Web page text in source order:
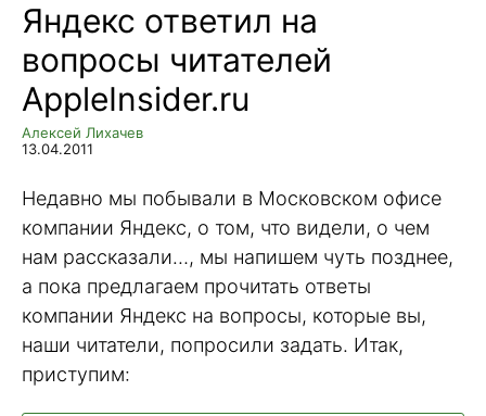
Яндекс ответил на
вопросы читателей
AppleInsider.ru
Алексей Лихачев
13.04.2011
Недавно мы побывали в Московском офисе
компании Яндекс, о том, что видели, о чем
нам рассказали…, мы напишем чуть позднее,
а пока предлагаем прочитать ответы
компании Яндекс на вопросы, которые вы,
наши читатели, попросили задать. Итак,
приступим: